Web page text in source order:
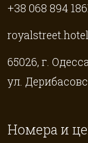
+38 068 894
65026, г.
ул.
Номера и